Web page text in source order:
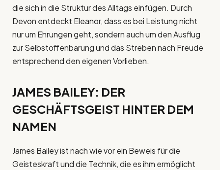
die sich in die Struktur des Alltags einfügen. Durch
Devon entdeckt Eleanor, dass es bei Leistung nicht
nur um Ehrungen geht, sondern auch um den Ausflug
zur Selbstoffenbarung und das Streben nach Freude
entsprechend den eigenen Vorlieben.
JAMES BAILEY: DER
GESCHÄFTSGEIST HINTER DEM
NAMEN
James Bailey ist nach wie vor ein Beweis für die
Geisteskraft und die Technik, die es ihm ermöglicht